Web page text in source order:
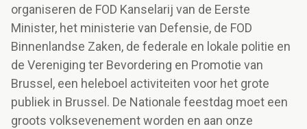
organiseren de FOD Kanselarij van de Eerste
Minister, het ministerie van Defensie, de FOD
Binnenlandse Zaken, de federale en lokale politie en
de Vereniging ter Bevordering en Promotie van
Brussel, een heleboel activiteiten voor het grote
publiek in Brussel. De Nationale feestdag moet een
groots volksevenement worden en aan onze